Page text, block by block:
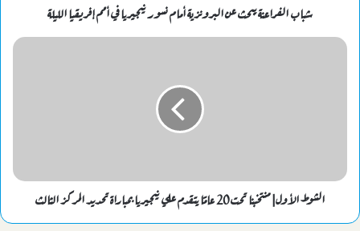
شباب الفراعنة يبحث عن البرونزية أمام نسور نيجيريا في أمم إفريقيا الليلة
الشوط الأول| منتخبنا تحت 20 عامًا يتقدم علي نيجيريا بمباراة تحديد المركز الثالث